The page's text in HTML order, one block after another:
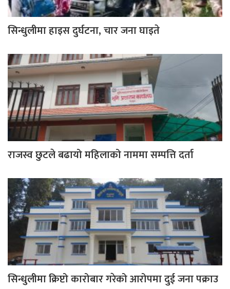
सिन्धुलीमा हाइस दुर्घटना, चार जना घाइते
राजस्व छुटले बढायो महिलाको नाममा सम्पत्ति दर्ता
सिन्धुलीमा क्रिप्टो कारोबार गरेको आरोपमा दुई जना पक्राउ